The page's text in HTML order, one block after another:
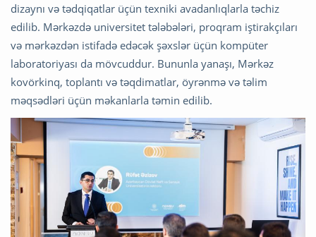
dizaynı və tədqiqatlar üçün texniki avadanlıqlarla təchiz
edilib. Mərkəzdə universitet tələbələri, proqram iştirakçıları
və mərkəzdən istifadə edəcək şəxslər üçün kompüter
laboratoriyası da mövcuddur. Bununla yanaşı, Mərkəz
kovörkinq, toplantı və təqdimatlar, öyrənmə və təlim
məqsədləri üçün məkanlarla təmin edilib.